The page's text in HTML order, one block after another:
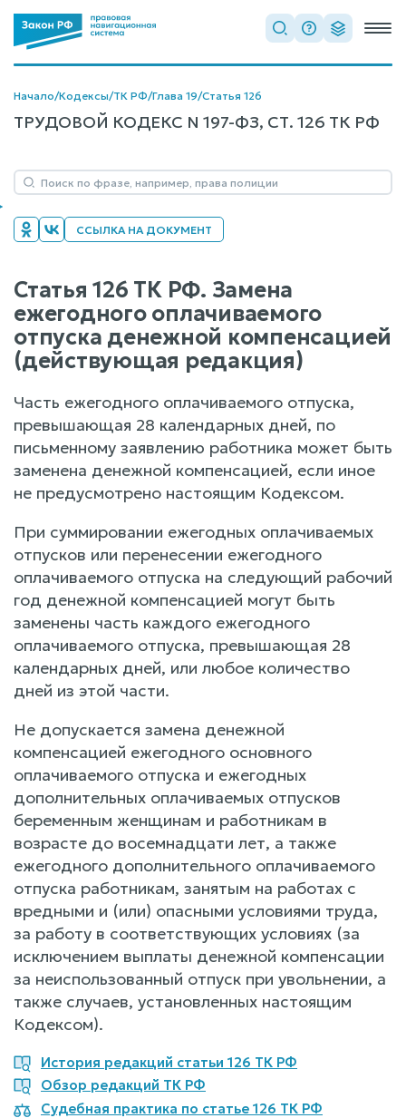
Начало/Кодексы/ТК РФ/Глава 19/Статья 126
ТРУДОВОЙ КОДЕКС N 197-ФЗ, СТ. 126 ТК РФ
ССЫЛКА НА ДОКУМЕНТ
Статья 126 ТК РФ. Замена
ежегодного оплачиваемого
отпуска денежной компенсацией
(действующая редакция)
Часть ежегодного оплачиваемого отпуска,
превышающая 28 календарных дней, по
письменному заявлению работника может быть
заменена денежной компенсацией, если иное
не предусмотрено настоящим Кодексом.
При суммировании ежегодных оплачиваемых
отпусков или перенесении ежегодного
оплачиваемого отпуска на следующий рабочий
год денежной компенсацией могут быть
заменены часть каждого ежегодного
оплачиваемого отпуска, превышающая 28
календарных дней, или любое количество
дней из этой части.
Не допускается замена денежной
компенсацией ежегодного основного
оплачиваемого отпуска и ежегодных
дополнительных оплачиваемых отпусков
беременным женщинам и работникам в
возрасте до восемнадцати лет, а также
ежегодного дополнительного оплачиваемого
отпуска работникам, занятым на работах с
вредными и (или) опасными условиями труда,
за работу в соответствующих условиях (за
исключением выплаты денежной компенсации
за неиспользованный отпуск при увольнении, а
также случаев, установленных настоящим
Кодексом).
История редакций статьи 126 ТК РФ
Обзор редакций ТК РФ
Судебная практика по статье 126 ТК РФ